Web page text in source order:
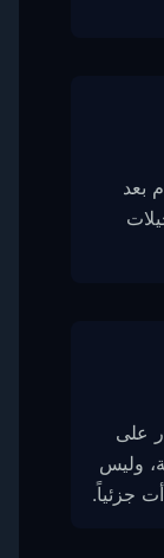
بعد
على
وليس